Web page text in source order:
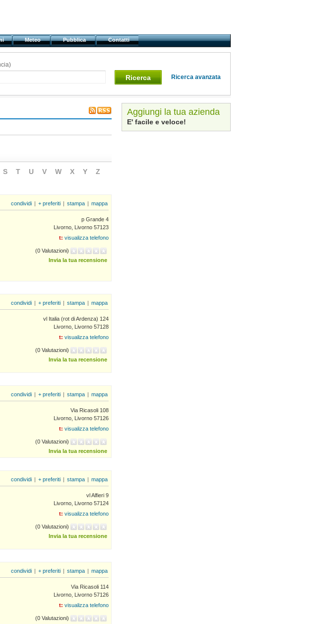
Meteo Pubblica Contatti
Ricerca Ricerca avanzata
S T U V W X Y Z
condividi + preferiti stampa mappa
p Grande 4
Livorno, Livorno 57123
t: visualizza telefono
(0 Valutazioni)
Invia la tua recensione
condividi + preferiti stampa mappa
vl Italia (rot di Ardenza) 124
Livorno, Livorno 57128
t: visualizza telefono
(0 Valutazioni)
Invia la tua recensione
condividi + preferiti stampa mappa
Via Ricasoli 108
Livorno, Livorno 57126
t: visualizza telefono
(0 Valutazioni)
Invia la tua recensione
condividi + preferiti stampa mappa
vl Alfieri 9
Livorno, Livorno 57124
t: visualizza telefono
(0 Valutazioni)
Invia la tua recensione
condividi + preferiti stampa mappa
Via Ricasoli 114
Livorno, Livorno 57126
t: visualizza telefono
(0 Valutazioni)
Aggiungi la tua azienda
E' facile e veloce!